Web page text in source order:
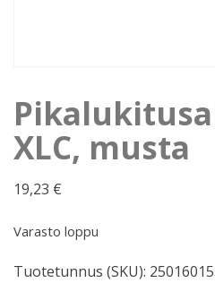
XLC, musta
19,23 €
Varasto loppu
Tuotetunnus (SKU):